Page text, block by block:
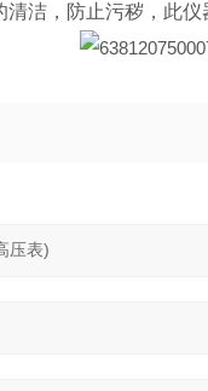
洁，防止污秽，此仪